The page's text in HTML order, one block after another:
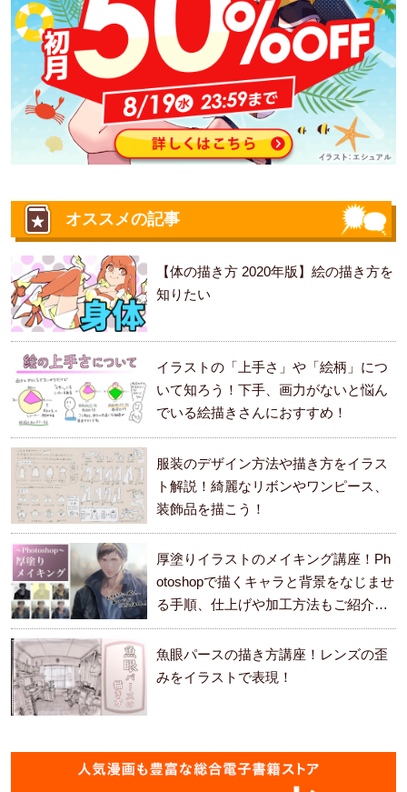
オススメの記事
【体の描き方 2020年版】絵の描き方を
知りたい
イラストの「上手さ」や「絵柄」につ
いて知ろう！下手、画力がないと悩ん
でいる絵描きさんにおすすめ！
服装のデザイン方法や描き方をイラス
ト解説！綺麗なリボンやワンピース、
装飾品を描こう！
厚塗りイラストのメイキング講座！Ph
otoshopで描くキャラと背景をなじませ
る手順、仕上げや加工方法もご紹介し
ます。
魚眼パースの描き方講座！レンズの歪
みをイラストで表現！